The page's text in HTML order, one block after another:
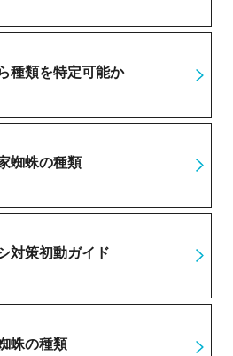
種類を特定可能か
蜘蛛の種類
対策初動ガイド
蛛の種類